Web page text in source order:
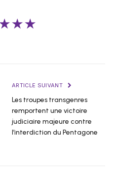
ARTICLE SUIVANT
Les troupes transgenres
remportent une victoire
judiciaire majeure contre
l’interdiction du Pentagone